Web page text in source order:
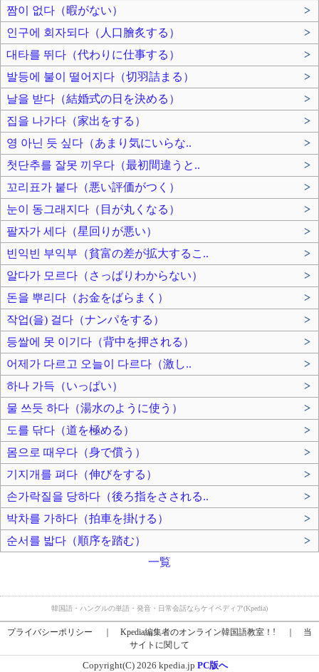
짬이 없다（暇がない）
>
인구에 회자되다（人口膾炙する）
>
대타를 뛰다（代わりに仕事する）
>
발등에 불이 떨어지다（切羽詰まる）
>
날을 받다（結婚式の日を決める）
>
집을 나가다（家出をする）
>
영 아닌 듯 싶다（あまり気にいらな..
>
첫단추를 잘못 끼우다（最初間違うと..
>
꼬리표가 붙다（悪い評価がつく）
>
눈이 동그래지다（目が丸くなる）
>
팔자가 세다（星回りが悪い）
>
빈익빈 부익부（貧富の差が拡大するこ..
>
알다가 모르다（さっぱりわからない）
>
돈을 뿌리다（お金をばらまく）
>
작업(을) 걸다（ナンパをする）
>
등쌀에 못 이기다（背中を押される）
>
어제가 다르고 오늘이 다르다（激し..
>
하나 가득（いっぱい）
>
물 쓰듯 하다（湯水のように使う）
>
도를 닦다（道を極める）
>
몸으로 때우다（身で償う）
>
기지개를 펴다（伸びをする）
>
손가락질을 당하다（後ろ指をさされる..
>
박차를 가하다（拍車を掛ける）
>
순서를 밟다（順序を踏む）
>
一覧
韓国語・ハングルの単語・発音・日常会話ならケイペディア(Kpedia)
プライバシーポリシー Kpedia編集者のオンライン韓国語教室！!
当
サイトに関して
Copyright(C) 2026 kpedia.jp PC版へ